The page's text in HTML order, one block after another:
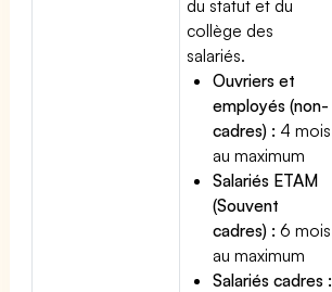
du statut et du
collège des
salariés.
Ouvriers et
employés (non-
cadres) : 4 mois
au maximum
Salariés ETAM
(Souvent
cadres) : 6 mois
au maximum
Salariés cadres :